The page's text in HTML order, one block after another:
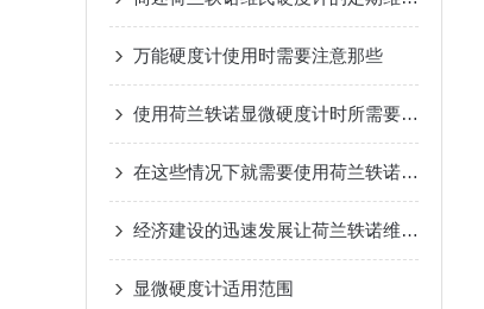
万能硬度计使用时需要注意那些
使用荷兰轶诺显微硬度计时所需要注意的要点
在这些情况下就需要使用荷兰轶诺显微硬度计
经济建设的迅速发展让荷兰轶诺维氏硬度计得到了更大的进步
显微硬度计适用范围